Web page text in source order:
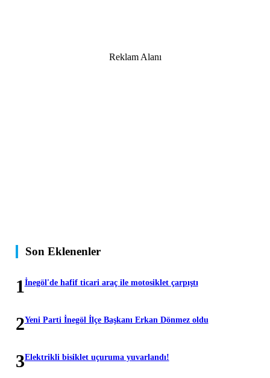
Reklam Alanı
Son Eklenenler
1İnegöl'de hafif ticari araç ile motosiklet çarpıştı
2Yeni Parti İnegöl İlçe Başkanı Erkan Dönmez oldu
3Elektrikli bisiklet uçuruma yuvarlandı!